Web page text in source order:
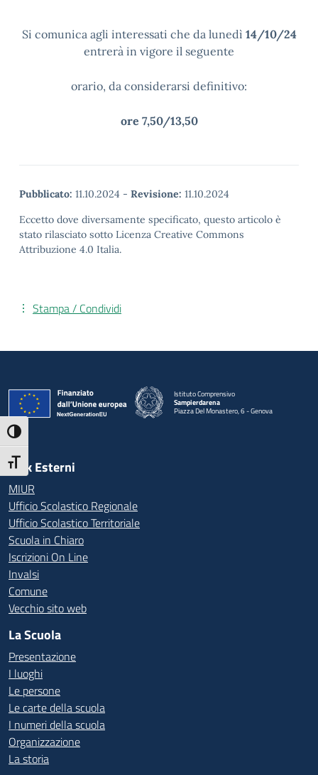
Attiva/disattiva alto contrasto
Attiva/disattiva dimensione testo
Si comunica agli interessati che da lunedì 14/10/24
entrerà in vigore il seguente
orario, da considerarsi definitivo:
ore 7,50/13,50
Pubblicato: 11.10.2024 - Revisione: 11.10.2024
Eccetto dove diversamente specificato, questo articolo è
stato rilasciato sotto Licenza Creative Commons
Attribuzione 4.0 Italia.
Stampa / Condividi
Istituto Comprensivo
Sampierdarena
Piazza Del Monastero, 6 - Genova
— Visita la pagina iniziale della scuola
Link Esterni
MIUR
Ufficio Scolastico Regionale
Ufficio Scolastico Territoriale
Scuola in Chiaro
Iscrizioni On Line
Invalsi
Comune
Vecchio sito web
La Scuola
Presentazione
I luoghi
Le persone
Le carte della scuola
I numeri della scuola
Organizzazione
La storia